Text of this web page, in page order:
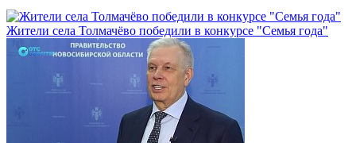
Жители села Толмачёво победили в конкурсе "Семья года"